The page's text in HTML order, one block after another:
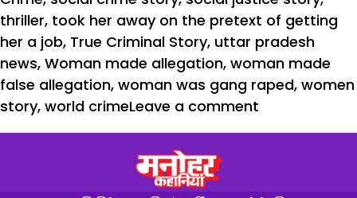
thriller, took her away on the pretext of getting
her a job, True Criminal Story, uttar pradesh
news, Woman made allegation, woman made
false allegation, woman was gang raped, women
story, world crimeLeave a comment